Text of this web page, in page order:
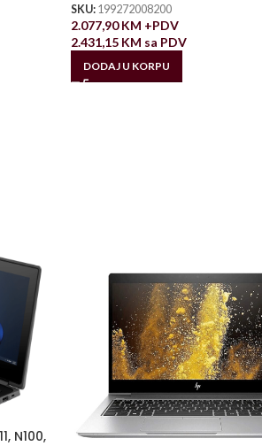
SKU: 199272008200
2.077,90KM +PDV
2.431,15 KM sa PDV
DODAJ U KORPU
N100,